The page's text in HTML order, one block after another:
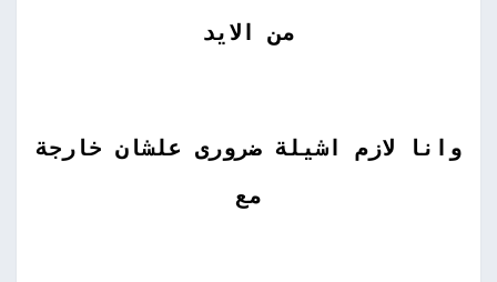
من الايد
وانا لازم اشيلة ضرورى علشان خارجة
مع